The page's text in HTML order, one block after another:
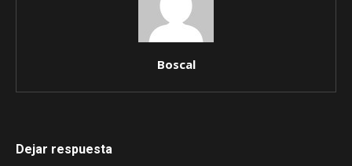
Boscal
Dejar respuesta